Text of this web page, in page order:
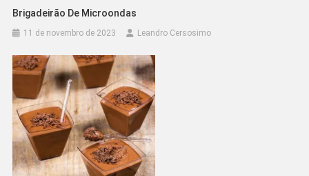
Brigadeirão De Microondas
11 de novembro de 2023 Leandro Cersosimo